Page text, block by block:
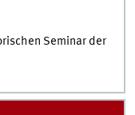
Seminar der